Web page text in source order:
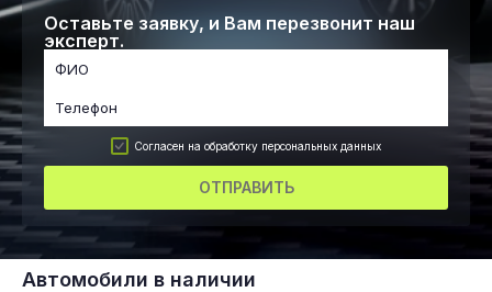
Оставьте заявку, и Вам перезвонит наш
эксперт.
Согласен на обработку персональных данных
ОТПРАВИТЬ
Автомобили в наличии